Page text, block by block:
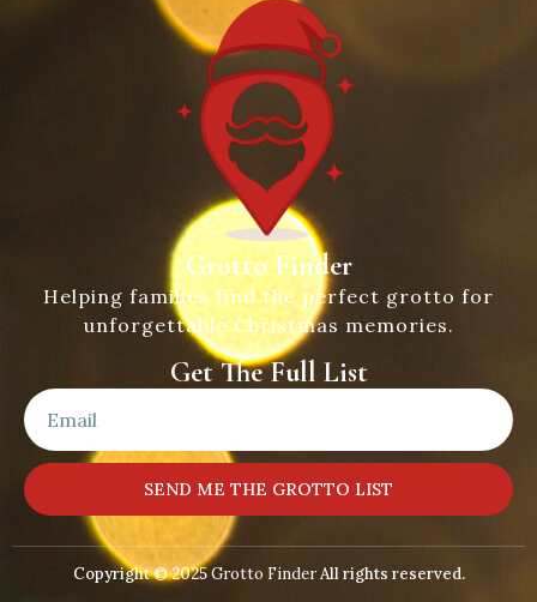
Grotto Finder
Helping families find the perfect grotto for
unforgettable Christmas memories.
Get The Full List
SEND ME THE GROTTO LIST
Copyright © 2025Grotto FinderAll rights reserved.